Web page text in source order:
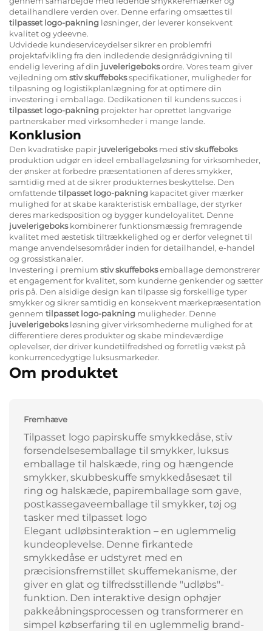
detailhandlere verden over. Denne erfaring omsættes til
tilpasset logo-pakning løsninger, der leverer konsekvent
kvalitet og ydeevne.
Udvidede kundeserviceydelser sikrer en problemfri
projektafvikling fra den indledende designrådgivning til
endelig levering af din juvelerigeboksordre. Vores team giver
vejledning om stiv skuffeboksspecifikationer, muligheder for
tilpasning og logistikplanlægning for at optimere din
investering i emballage. Dedikationen til kundens succes i
tilpasset logo-pakning projekter har oprettet langvarige
partnerskaber med virksomheder i mange lande.
Konklusion
Den kvadratiske papir juvelerigeboksmed stiv skuffeboks
produktion udgør en ideel emballageløsning for virksomheder,
der ønsker at forbedre præsentationen af deres smykker,
samtidig med at de sikrer produkternes beskyttelse. Den
omfattendetilpasset logo-pakning kapacitet giver mærker
mulighed for at skabe karakteristisk emballage, der styrker
deres markedsposition og bygger kundeloyalitet. Denne
juvelerigebokskombinerer funktionsmæssig fremragende
kvalitet med æstetisk tiltrækkelighed og er derfor velegnet til
mange anvendelsesområder inden for detailhandel, e-handel
og grossistkanaler.
Investering i premium stiv skuffeboksemballage demonstrerer
et engagement for kvalitet, som kunderne genkender og sætter
pris på. Den alsidige design kan tilpasse sig forskellige typer
smykker og sikrer samtidig en konsekvent mærkepræsentation
gennem tilpasset logo-pakning muligheder. Denne
juvelerigeboksløsning giver virksomhederne mulighed for at
differentiere deres produkter og skabe mindeværdige
oplevelser, der driver kundetilfredshed og forretlig vækst på
konkurrencedygtige luksusmarkeder.
Om produktet
Fremhæve
Tilpasset logo papirskuffe smykkedåse, stiv
forsendelsesemballage til smykker, luksus
emballage til halskæde, ring og hængende
smykker, skubbeskuffe smykkedåsesæt til
ring og halskæde, papiremballage som gave,
postkassegaveemballage til smykker, tøj og
tasker med tilpasset logo
Elegant udløbsinteraktion – en uglemmelig
kundeoplevelse. Denne firkantede
smykkedåse er udstyret med en
præcisionsfremstillet skuffemekanisme, der
giver en glat og tilfredsstillende "udløbs"-
funktion. Den interaktive design ophøjer
pakkeåbningsprocessen og transformerer en
simpel købserfaring til en uglemmelig brand-